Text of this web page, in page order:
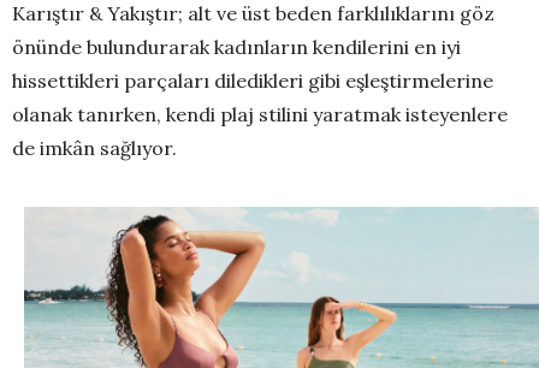
Karıştır & Yakıştır; alt ve üst beden farklılıklarını göz
önünde bulundurarak kadınların kendilerini en iyi
hissettikleri parçaları diledikleri gibi eşleştirmelerine
olanak tanırken, kendi plaj stilini yaratmak isteyenlere
de imkân sağlıyor.